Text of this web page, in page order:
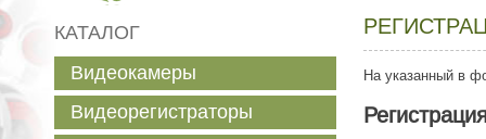
На указанный в
КАТАЛОГ
Видеокамеры
Видеорегистраторы